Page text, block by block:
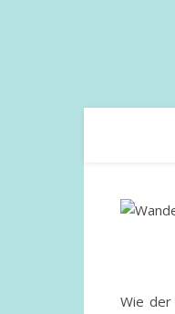
Wie der